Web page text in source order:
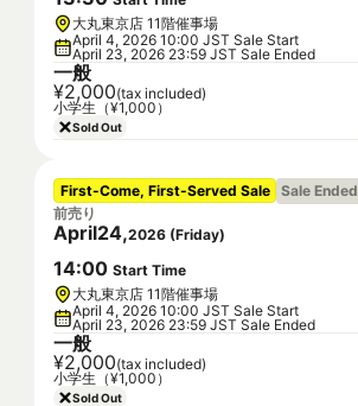
大丸東京店 11階催事場
April 4, 2026 10:00 JST Sale Start
April 23, 2026 23:59 JST Sale Ended
一般
¥2,000(tax included)
小学生（¥1,000）
Sold Out
First-Come, First-Served Sale Sale Ended
前売り
April24,2026 (Friday)
14:00 Start Time
大丸東京店 11階催事場
April 4, 2026 10:00 JST Sale Start
April 23, 2026 23:59 JST Sale Ended
一般
¥2,000(tax included)
小学生（¥1,000）
Sold Out